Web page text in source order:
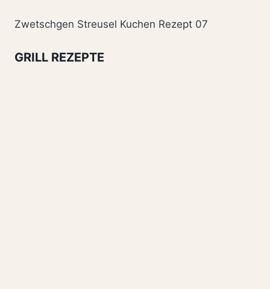
Zwetschgen Streusel Kuchen Rezept 07
GRILL REZEPTE